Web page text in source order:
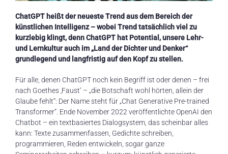
ChatGPT heißt der neueste Trend aus dem Bereich der
künstlichen Intelligenz – wobei Trend tatsächlich viel zu
kurzlebig klingt, denn ChatGPT hat Potential, unsere Lehr-
und Lernkultur auch im „Land der Dichter und Denker“
grundlegend und langfristig auf den Kopf zu stellen.
Für alle, denen ChatGPT noch kein Begriff ist oder denen – frei
nach Goethes ‚Faust‘ – „die Botschaft wohl hörten, allein der
Glaube fehlt“: Der Name steht für „Chat Generative Pre-trained
Transformer“. Ende November 2022 veröffentlichte OpenAI den
Chatbot – ein textbasiertes Dialogsystem, das scheinbar alles
kann: Texte zusammenfassen, Gedichte schreiben,
programmieren, Reden entwickeln, sogar ganze